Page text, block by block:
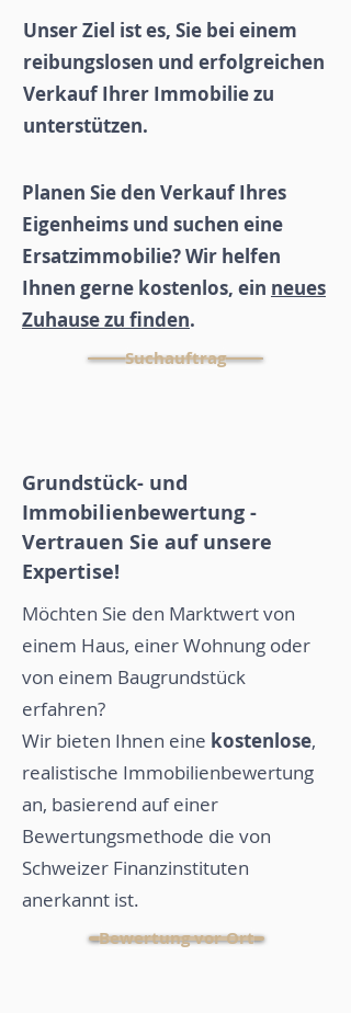
Unser Ziel ist es, Sie bei einem
reibungslosen und erfolgreichen
Verkauf Ihrer Immobilie zu
unterstützen.
Planen Sie den Verkauf Ihres
Eigenheims und suchen eine
Ersatzimmobilie? Wir helfen
Ihnen gerne kostenlos, ein neues
Zuhause zu finden.
Suchauftrag
Grundstück- und
Immobilienbewertung -
Vertrauen Sie auf unsere
Expertise!​​
Möchten Sie den Marktwert von
einem Haus, einer Wohnung oder
von einem Baugrundstück
erfahren?
Wir bieten Ihnen eine kostenlose,
realistische Immobilienbewertung
an, basierend auf einer
Bewertungsmethode die von
Schweizer Finanzinstituten
anerkannt ist.
Bewertung vor Ort